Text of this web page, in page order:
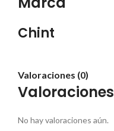
Chint
Valoraciones (0)
Valoraciones
No hay valoraciones aún.